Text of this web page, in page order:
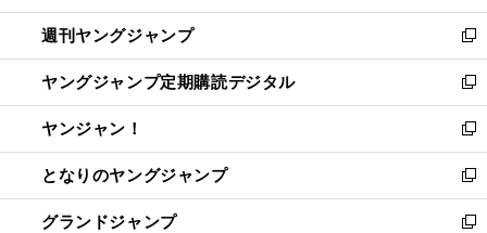
開
く
ウ
で
開
く
ン
ド
ウ
で
開
く
ウ
ィ
ン
ド
ウ
で
開
く
週刊ヤングジャンプ
新
し
い
ウ
ィ
ン
ド
ウ
で
ヤングジャンプ定期購読デジタル
新
し
い
ウ
ィ
ン
ド
ヤンジャン！
新
し
い
ウ
ィ
となりのヤングジャンプ
新
し
い
グランドジャンプ
新